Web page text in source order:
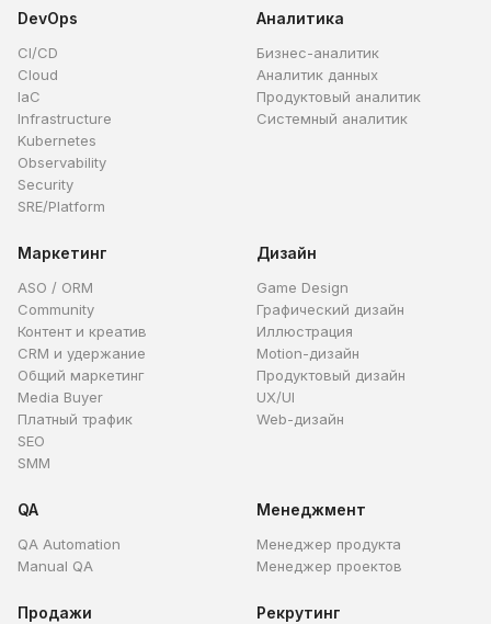
DevOps
CI/CD
Cloud
IaC
Infrastructure
Kubernetes
Observability
Security
SRE/Platform
Аналитика
Бизнес-аналитик
Аналитик данных
Продуктовый аналитик
Системный аналитик
Маркетинг
ASO / ORM
Community
Контент и креатив
CRM и удержание
Общий маркетинг
Media Buyer
Платный трафик
SEO
SMM
Дизайн
Game Design
Графический дизайн
Иллюстрация
Motion-дизайн
Продуктовый дизайн
UX/UI
Web-дизайн
QA
QA Automation
Manual QA
Менеджмент
Менеджер продукта
Менеджер проектов
Продажи Рекрутинг